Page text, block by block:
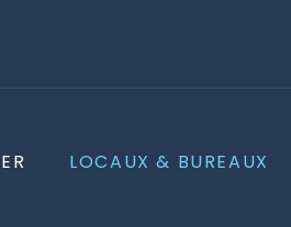
LOCAUX & BUREAUX